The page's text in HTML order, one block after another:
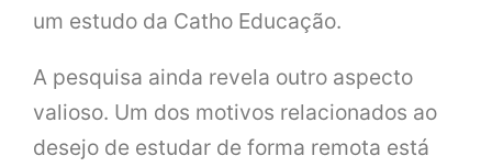
um estudo da Catho Educação.
A pesquisa ainda revela outro aspecto
valioso. Um dos motivos relacionados ao
desejo de estudar de forma remota está